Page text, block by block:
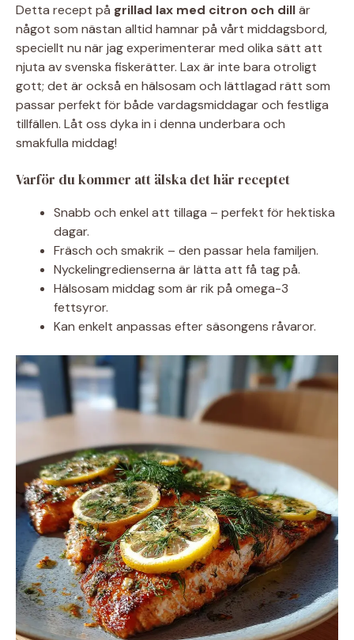
Detta recept på grillad lax med citron och dillär
något som nästan alltid hamnar på vårt middagsbord,
speciellt nu när jag experimenterar med olika sätt att
njuta av svenska fiskerätter. Lax är inte bara otroligt
gott; det är också en hälsosam och lättlagad rätt som
passar perfekt för både vardagsmiddagar och festliga
tillfällen. Låt oss dyka in i denna underbara och
smakfulla middag!
Varför du kommer att älska det här receptet
Snabb och enkel att tillaga – perfekt för hektiska
dagar.
Fräsch och smakrik – den passar hela familjen.
Nyckelingredienserna är lätta att få tag på.
Hälsosam middag som är rik på omega-3
fettsyror.
Kan enkelt anpassas efter säsongens råvaror.